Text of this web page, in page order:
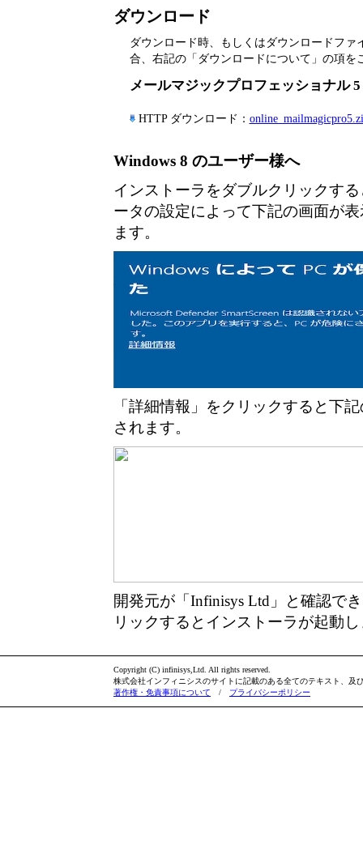
ダウンロード
ダウンロード時、もしくはダウンロードファ
合、右記の「ダウンロードについて」の項を
メールマジックプロフェッショナル
HTTP ダウンロード：
Windows 8 のユーザー様へ
インストーラをダブルクリックす
ータの設定によって下記の画面が
ます。
「詳細情報」をクリックすると下
されます。
開発元が「Infinisys Ltd」と確認で
リックするとインストーラが起動
Copyright (C) infinisys,Ltd. All rights reserved.
株式会社インフィニシスのサイトに記載のある全てのテキスト、及
著作権・免責事項について / プライバシーポリシー